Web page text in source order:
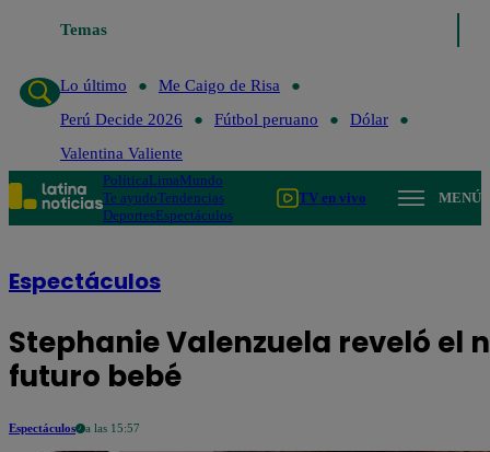
Temas
Lo último
Lo último
Me Caigo de Risa
Perú Decide 2026
Fútbol peruano
Dólar
Valentina Valiente
PolíticaLimaMundo
Te ayudoTendencias
DeportesEspectáculos
TV en vivo MENÚ
Espectáculos
Stephanie Valenzuela reveló el
futuro bebé
Espectáculos a las 15:57